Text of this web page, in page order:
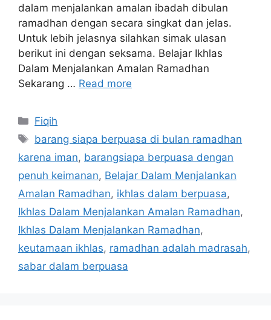
dalam menjalankan amalan ibadah dibulan
ramadhan dengan secara singkat dan jelas.
Untuk lebih jelasnya silahkan simak ulasan
berikut ini dengan seksama. Belajar Ikhlas
Dalam Menjalankan Amalan Ramadhan
Sekarang … Read more
Categories
Fiqih
Tags
barang siapa berpuasa di bulan ramadhan
karena iman, barangsiapa berpuasa dengan
penuh keimanan, Belajar Dalam Menjalankan
Amalan Ramadhan, ikhlas dalam berpuasa,
Ikhlas Dalam Menjalankan Amalan Ramadhan,
Ikhlas Dalam Menjalankan Ramadhan,
keutamaan ikhlas, ramadhan adalah madrasah,
sabar dalam berpuasa